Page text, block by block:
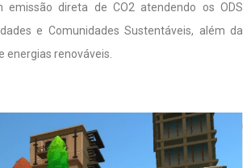
emissão direta de CO2 atendendo os ODS
e Comunidades Sustentáveis, além da
energias renováveis.